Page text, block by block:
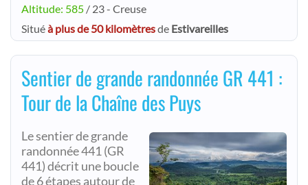
Altitude: 585 / 23 - Creuse
Situéà plus de 50 kilomètresde Estivareilles
Sentier de grande randonnée GR 441 :
Tour de la Chaîne des Puys
Le sentier de grande
randonnée 441 (GR
441) décrit une boucle
de 6 étapes autour de